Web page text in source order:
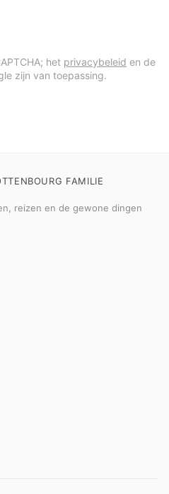
het privacybeleid en de
zijn van toepassing.
FAMILIE
reizen en de gewone dingen